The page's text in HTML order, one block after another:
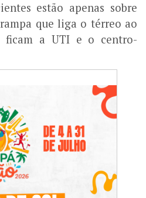
estão apenas sobre
que liga o térreo ao
ficam a UTI e o centro-